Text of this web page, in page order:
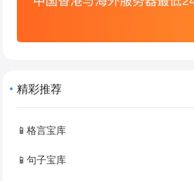
精彩推荐
📱格言宝库
📱句子宝库